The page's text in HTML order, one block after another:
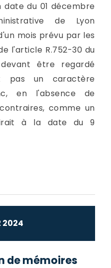
date du 01 décembre
de Lyon
mois prévu par les
l'article R.752-30 du
être regardé
pas un caractère
en l'absence de
comme un
à la date du 9
2024
de mémoires